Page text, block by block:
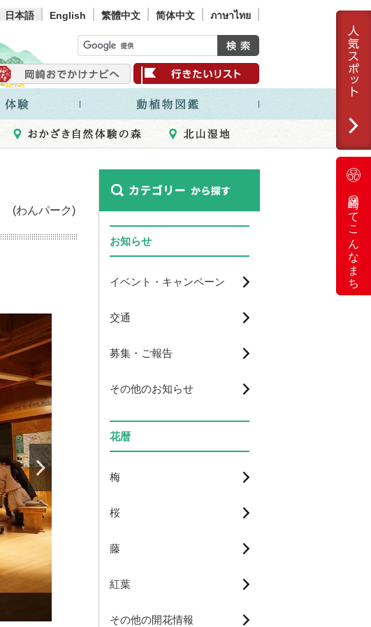
日本語 English 繁體中文 简体中文 ภาษาไทย
岡崎ってこんなまち
(わんパーク)
お知らせ
イベント・キャンペーン
交通
募集・ご報告
その他のお知らせ
花暦
梅
桜
藤
紅葉
その他の開花情報